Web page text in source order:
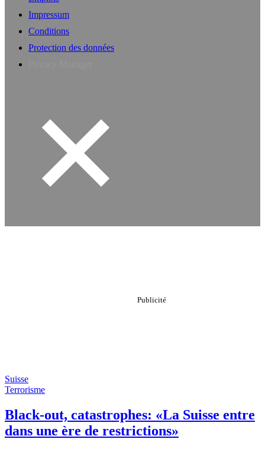
Impressum
Conditions
Protection des données
Suisse
Terrorisme
Black-out, catastrophes: «La Suisse entre
dans une ère de restrictions»